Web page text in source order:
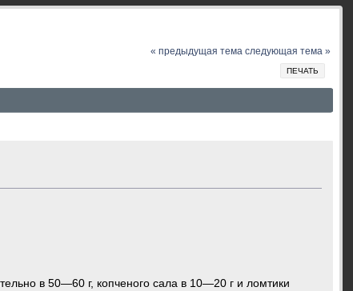
« предыдущая тема следующая тема »
ПЕЧАТЬ
в 50—60 г, копченого сала в 10—20 г и ломтики